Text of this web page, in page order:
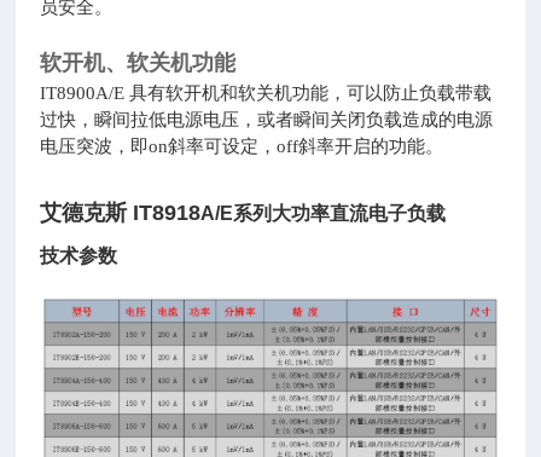
员安全。
软开机、软关机功能
IT8900A/E 具有软开机和软关机功能，可以防止负载带载
过快，瞬间拉低电源电压，或者瞬间关闭负载造成的电源
电压突波，即on斜率可设定，off斜率开启的功能。
艾德克斯 IT8918A/E系列大功率直流电子负载
技术参数